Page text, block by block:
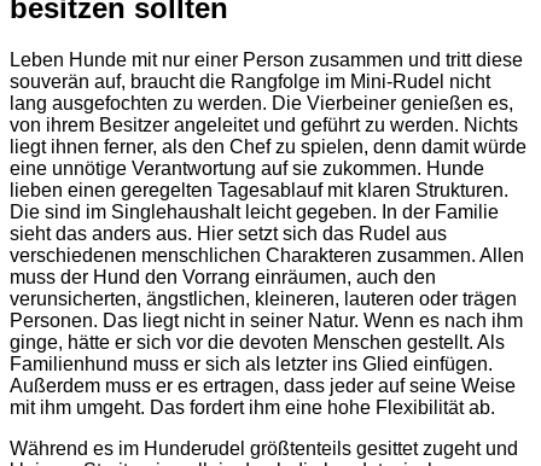
besitzen sollten
Leben Hunde mit nur einer Person zusammen und tritt diese
souverän auf, braucht die Rangfolge im Mini-Rudel nicht
lang ausgefochten zu werden. Die Vierbeiner genießen es,
von ihrem Besitzer angeleitet und geführt zu werden. Nichts
liegt ihnen ferner, als den Chef zu spielen, denn damit würde
eine unnötige Verantwortung auf sie zukommen. Hunde
lieben einen geregelten Tagesablauf mit klaren Strukturen.
Die sind im Singlehaushalt leicht gegeben. In der Familie
sieht das anders aus. Hier setzt sich das Rudel aus
verschiedenen menschlichen Charakteren zusammen. Allen
muss der Hund den Vorrang einräumen, auch den
verunsicherten, ängstlichen, kleineren, lauteren oder trägen
Personen. Das liegt nicht in seiner Natur. Wenn es nach ihm
ginge, hätte er sich vor die devoten Menschen gestellt. Als
Familienhund muss er sich als letzter ins Glied einfügen.
Außerdem muss er es ertragen, dass jeder auf seine Weise
mit ihm umgeht. Das fordert ihm eine hohe Flexibilität ab.
Während es im Hunderudel größtenteils gesittet zugeht und